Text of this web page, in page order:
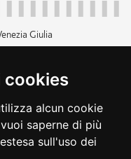
cookies
alcun cookie
saperne di più
sull'uso dei
Giulia
dichiarazione di
preferenze cookie